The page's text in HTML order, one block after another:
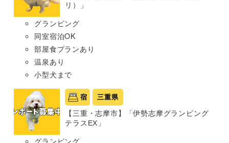
リ）」
グランピング
同室宿泊OK
部屋食プランあり
温泉あり
小型犬まで
宿 三重県
【三重・志摩市】「伊勢志摩グランピング
テラスEX」